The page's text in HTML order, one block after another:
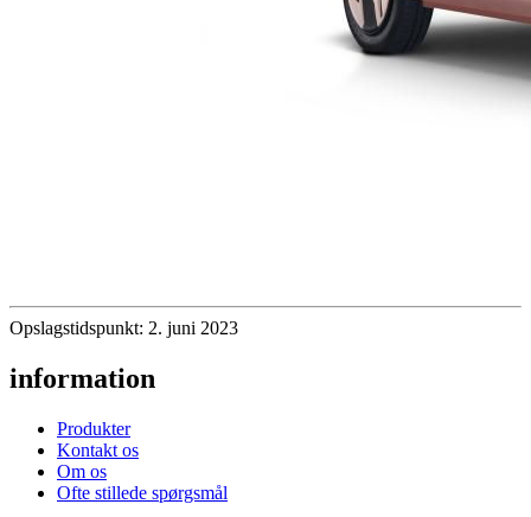
Opslagstidspunkt: 2. juni 2023
information
Produkter
Kontakt os
Om os
Ofte stillede spørgsmål